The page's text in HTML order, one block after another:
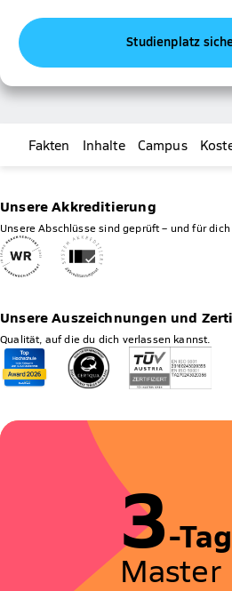
Studienplatz
Fakten Inhalte Campus
Unsere Akkreditierung
Unsere Abschlüsse sind geprüft – und für dich
Unsere Auszeichnungen und
Qualität, auf die du dich verlassen kannst.
3-
Master